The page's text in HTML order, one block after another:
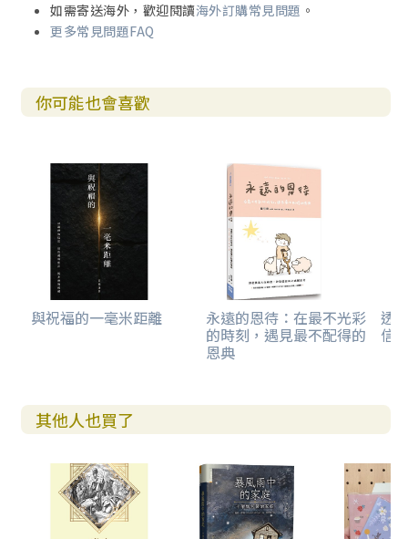
如需寄送海外，歡迎閱讀海外訂購常見問題 。
更多常見問題FAQ
你可能也會喜歡
與祝福的一毫米距離 永遠的恩待：在最不光彩
的時刻，遇見最不配得的
恩典
透
信
其他人也買了